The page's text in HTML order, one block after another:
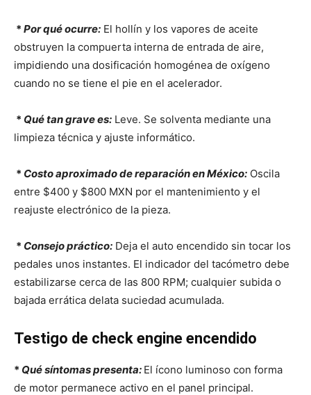
* Por qué ocurre: El hollín y los vapores de aceite
obstruyen la compuerta interna de entrada de aire,
impidiendo una dosificación homogénea de oxígeno
cuando no se tiene el pie en el acelerador.
* Qué tan grave es: Leve. Se solventa mediante una
limpieza técnica y ajuste informático.
* Costo aproximado de reparación en México: Oscila
entre $400 y $800 MXN por el mantenimiento y el
reajuste electrónico de la pieza.
* Consejo práctico: Deja el auto encendido sin tocar los
pedales unos instantes. El indicador del tacómetro debe
estabilizarse cerca de las 800 RPM; cualquier subida o
bajada errática delata suciedad acumulada.
Testigo de check engine encendido
* Qué síntomas presenta: El ícono luminoso con forma
de motor permanece activo en el panel principal.